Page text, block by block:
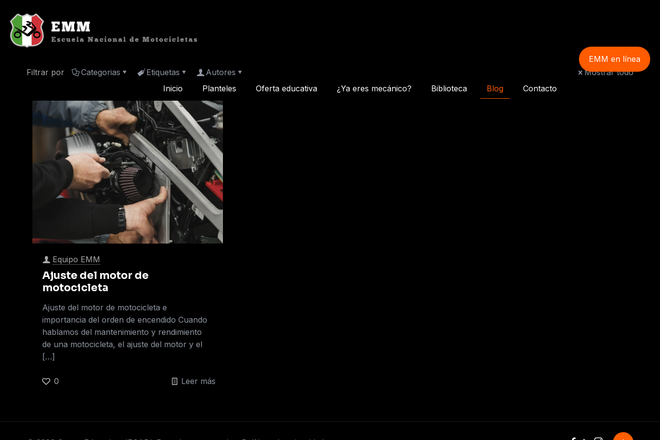
Inicio Planteles Oferta educativa ¿Ya eres mecánico? Biblioteca Blog Contacto
EMM en línea
Filtrar por
Categorias Etiquetas Autores Mostrar todo
Equipo EMM
Ajuste del motor de
motocicleta
Ajuste del motor de motocicleta e
importancia del orden de encendido Cuando
hablamos del mantenimiento y rendimiento
de una motocicleta, el ajuste del motor y el
[…]
0 Leer más